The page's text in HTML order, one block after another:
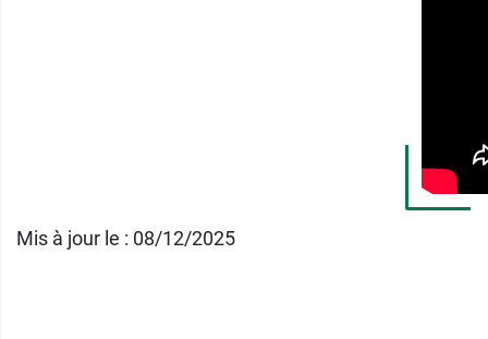
Et pour absorber les fuites de lait, pensez
Conditionnement :
Mis à jour le : 08/12/2025